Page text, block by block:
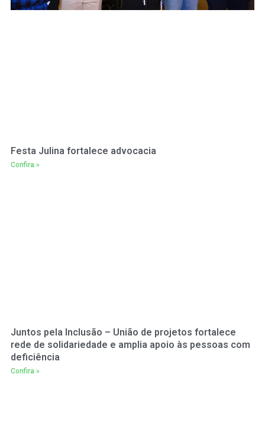
Festa Julina fortalece advocacia
Confira »
Juntos pela Inclusão – União de projetos fortalece
rede de solidariedade e amplia apoio às pessoas com
deficiência
Confira »